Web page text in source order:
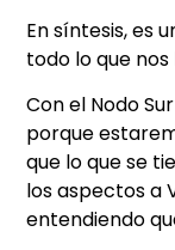
En síntesis, es
todo lo que
Con el Nodo
porque
que lo que se
los aspectos a
entendiendo